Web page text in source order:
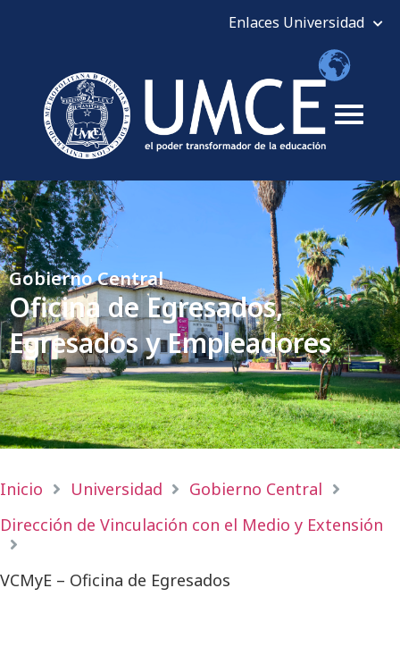
Gobierno Central
Oficina de Egresados,
Egresados y Empleadores
Inicio Universidad
Gobierno Central
Dirección de Vinculación con el Medio y Extensión
VCMyE – Oficina de Egresados